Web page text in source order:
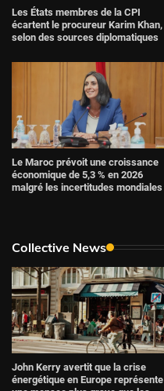
Les États membres de la CPI
écartent le procureur Karim Khan,
selon des sources diplomatiques
Le Maroc prévoit une croissance
économique de 5,3 % en 2026
malgré les incertitudes mondiales
Collective News
John Kerry avertit que la crise
énergétique en Europe représente